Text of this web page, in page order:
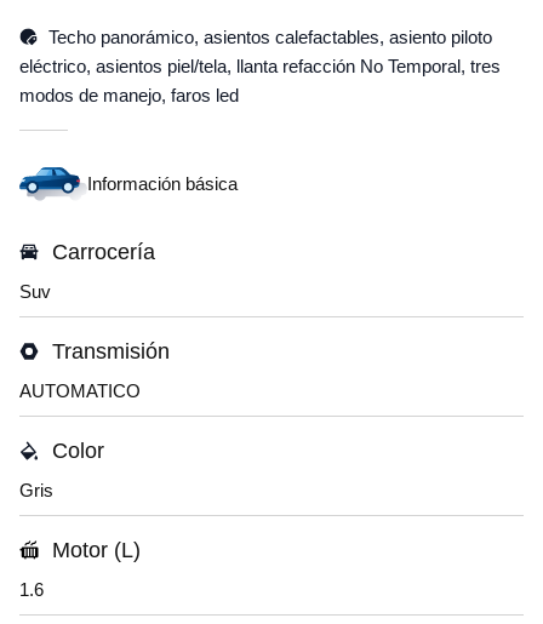
Techo panorámico, asientos calefactables, asiento piloto
eléctrico, asientos piel/tela, llanta refacción No Temporal, tres
modos de manejo, faros led
Información básica
Carrocería
Suv
Transmisión
AUTOMATICO
Color
Gris
Motor (L)
1.6